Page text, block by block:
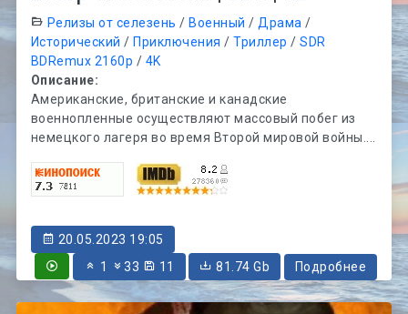
Релизы от селезень / Военный /Драма /
Исторический / Приключения /Триллер /SDR
BDRemux 2160p / 4K
Описание:
Американские, британские и канадские
военнопленные осуществляют массовый побег из
немецкого лагеря во время Второй мировой войны....
20.05.2023 19:05
1
33 11 81.74 Gb Подробнее